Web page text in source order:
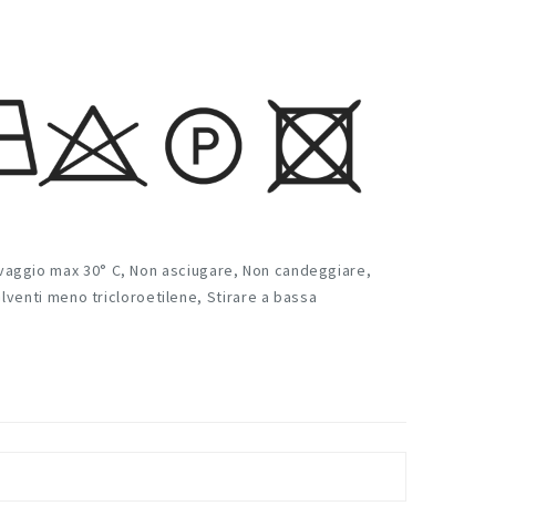
max 30° C,Non asciugare,Non candeggiare,
meno tricloroetilene, Stirare a bassa